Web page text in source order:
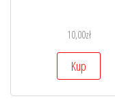
10,00zł
Kup